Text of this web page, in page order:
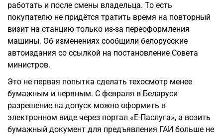
работать и после смены владельца. То есть
покупателю не придётся тратить время на повторный
визит на станцию только из-за переоформления
машины. Об изменениях сообщили белорусские
автоиздания со ссылкой на постановление Совета
министров.
Это не первая попытка сделать техосмотр менее
бумажным и нервным. С февраля в Беларуси
разрешение на допуск можно оформить в
электронном виде через портал «Е-Паслуга», а возить
бумажный документ для предъявления ГАИ больше не